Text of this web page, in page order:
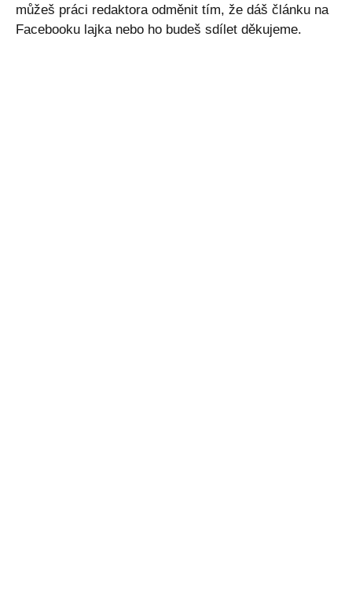
můžeš práci redaktora odměnit tím, že dáš článku na
Facebooku lajka nebo ho budeš sdílet děkujeme.